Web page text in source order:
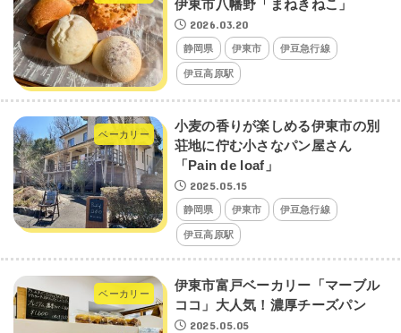
伊東市八幡野「まねきねこ」
2026.03.20
静岡県 伊東市 伊豆急行線
伊豆高原駅
ベーカリー
小麦の香りが楽しめる伊東市の別
荘地に佇む小さなパン屋さん
「Pain de loaf」
2025.05.15
静岡県 伊東市 伊豆急行線
伊豆高原駅
ベーカリー
伊東市富戸ベーカリー「マーブル
ココ」大人気！濃厚チーズパン
2025.05.05